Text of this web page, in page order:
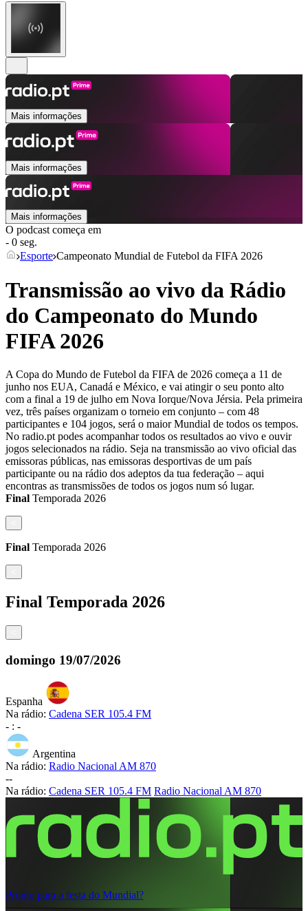
Mais informações
Mais informações
Mais informações
O podcast começa em
- 0 seg.
Esporte Campeonato Mundial de Futebol da FIFA 2026
Transmissão ao vivo da Rádio
do Campeonato do Mundo
FIFA 2026
A Copa do Mundo de Futebol da FIFA de 2026 começa a 11 de
junho nos EUA, Canadá e México, e vai atingir o seu ponto alto
com a final a 19 de julho em Nova Iorque/Nova Jérsia. Pela primeira
vez, três países organizam o torneio em conjunto – com 48
participantes e 104 jogos, será o maior Mundial de todos os tempos.
No radio.pt podes acompanhar todos os resultados ao vivo e ouvir
jogos selecionados na rádio. Seja na transmissão ao vivo oficial das
emissoras públicas, nas emissoras desportivas de um país
participante ou na rádio dos adeptos da tua federação – aqui
encontras as transmissões de todos os jogos num só lugar.
Final Temporada 2026
Final Temporada 2026
Final Temporada 2026
domingo 19/07/2026
Espanha
Na rádio: Cadena SER 105.4 FM
- : -
Argentina
Na rádio: Radio Nacional AM 870
--
Na rádio: Cadena SER 105.4 FM Radio Nacional AM 870
Pronto para a festa do Mundial?